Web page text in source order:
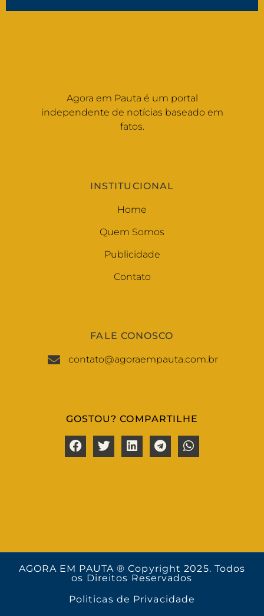
Agora em Pauta é um portal
independente de notícias baseado em
fatos.
INSTITUCIONAL
Home
Quem Somos
Publicidade
Contato
FALE CONOSCO
contato@agoraempauta.com.br
GOSTOU? COMPARTILHE
AGORA EM PAUTA ® Copyright 2025. Todos
os Direitos Reservados
Politicas de Privacidade